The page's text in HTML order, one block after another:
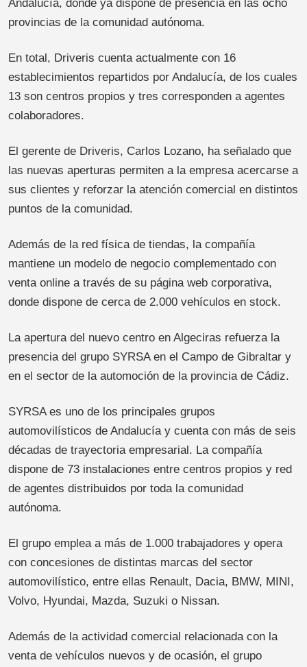
Andalucía, donde ya dispone de presencia en las ocho
provincias de la comunidad autónoma.
En total, Driveris cuenta actualmente con 16
establecimientos repartidos por Andalucía, de los cuales
13 son centros propios y tres corresponden a agentes
colaboradores.
El gerente de Driveris, Carlos Lozano, ha señalado que
las nuevas aperturas permiten a la empresa acercarse a
sus clientes y reforzar la atención comercial en distintos
puntos de la comunidad.
Además de la red física de tiendas, la compañía
mantiene un modelo de negocio complementado con
venta online a través de su página web corporativa,
donde dispone de cerca de 2.000 vehículos en stock.
La apertura del nuevo centro en Algeciras refuerza la
presencia del grupo SYRSA en el Campo de Gibraltar y
en el sector de la automoción de la provincia de Cádiz.
SYRSA es uno de los principales grupos
automovilísticos de Andalucía y cuenta con más de seis
décadas de trayectoria empresarial. La compañía
dispone de 73 instalaciones entre centros propios y red
de agentes distribuidos por toda la comunidad
autónoma.
El grupo emplea a más de 1.000 trabajadores y opera
con concesiones de distintas marcas del sector
automovilístico, entre ellas Renault, Dacia, BMW, MINI,
Volvo, Hyundai, Mazda, Suzuki o Nissan.
Además de la actividad comercial relacionada con la
venta de vehículos nuevos y de ocasión, el grupo